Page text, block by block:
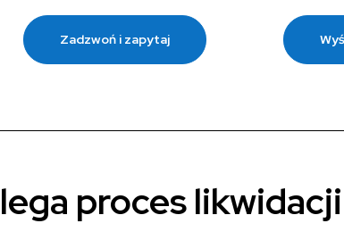
Zadzwoń i zapytaj
proces